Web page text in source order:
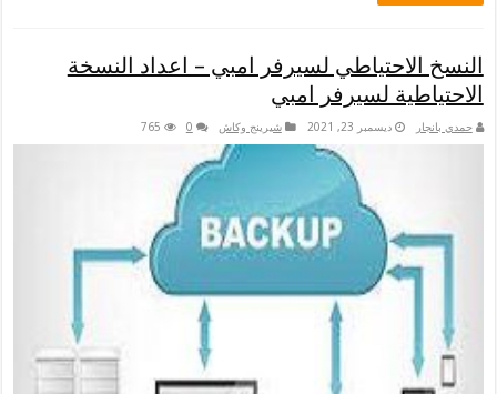
النسخ الاحتياطي لسيرفر امبي – اعداد النسخة
الاحتياطية لسيرفر امبي
حمدي بانجار ديسمبر 23, 2021 شيرينج وكاش 0
765